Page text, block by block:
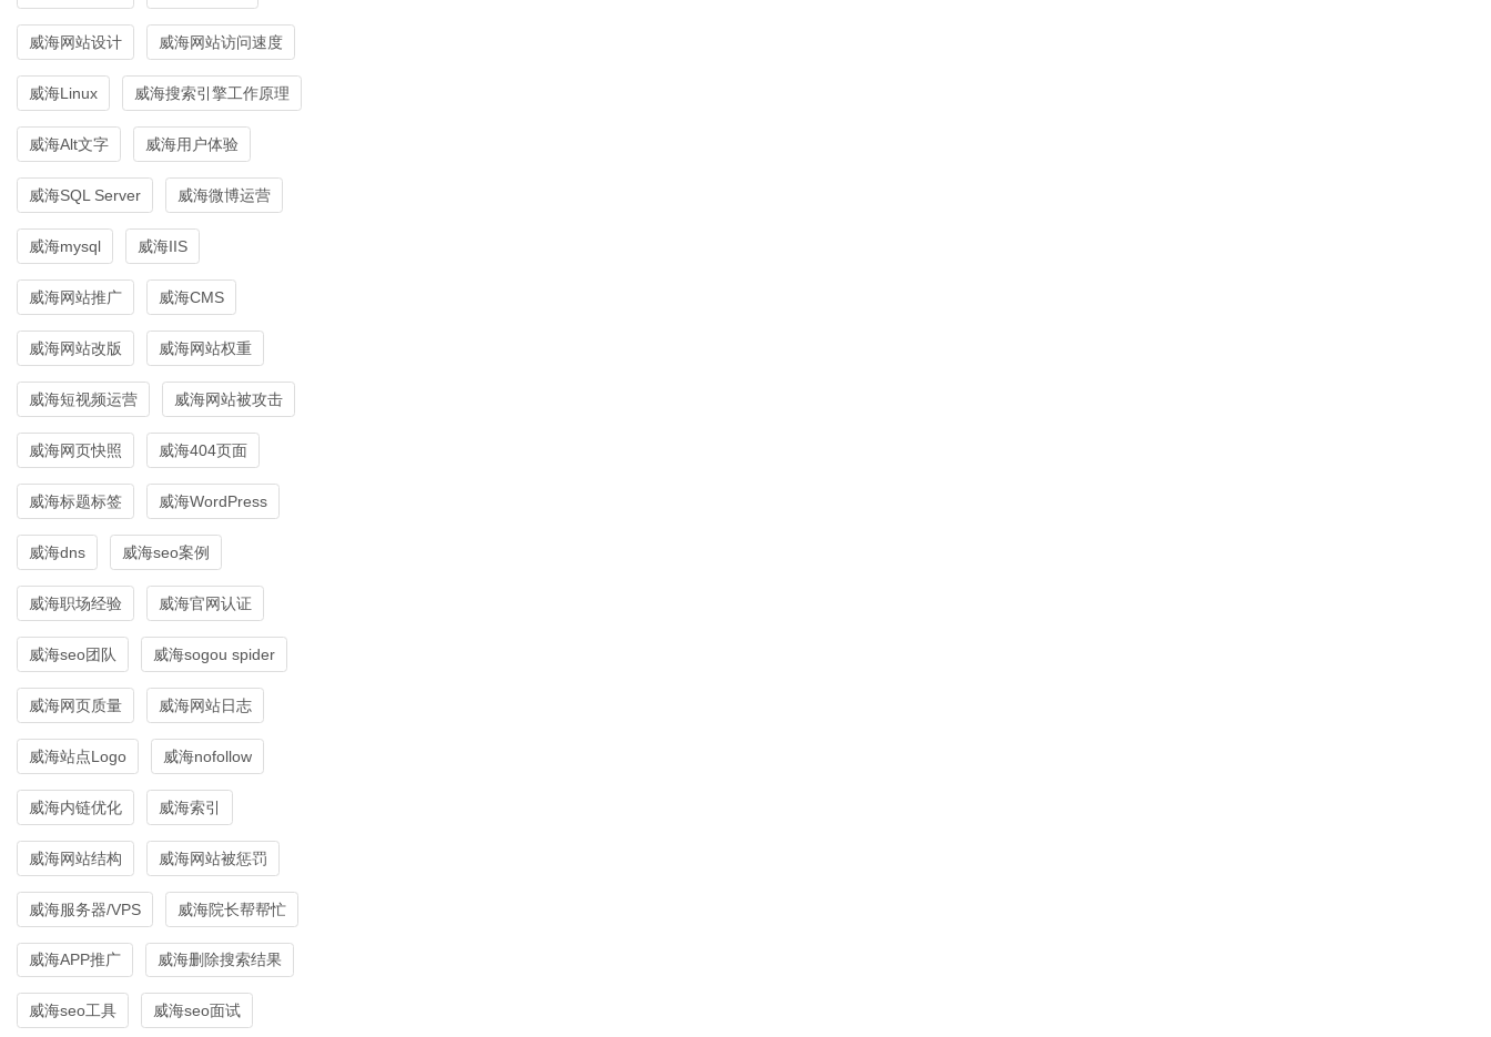
威海网站设计 威海网站访问速度
威海Linux 威海搜索引擎工作原理
威海Alt文字 威海用户体验
威海SQL Server 威海微博运营
威海mysql 威海IIS
威海网站推广 威海CMS
威海网站改版 威海网站权重
威海短视频运营 威海网站被攻击
威海网页快照 威海404页面
威海标题标签 威海WordPress
威海dns 威海seo案例
威海职场经验 威海官网认证
威海seo团队 威海sogou spider
威海网页质量 威海网站日志
威海站点Logo 威海nofollow
威海内链优化 威海索引
威海网站结构 威海网站被惩罚
威海服务器/VPS 威海院长帮帮忙
威海APP推广 威海删除搜索结果
威海seo工具 威海seo面试